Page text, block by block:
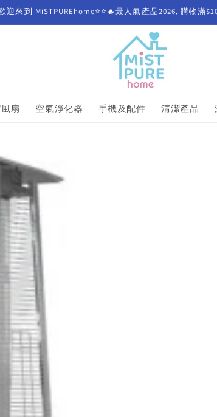
歡迎來到 MiSTPUREhome⭐⭐🔥最人氣產品2026, 購物滿
扇 空氣淨化器 手機及配件 清潔產品